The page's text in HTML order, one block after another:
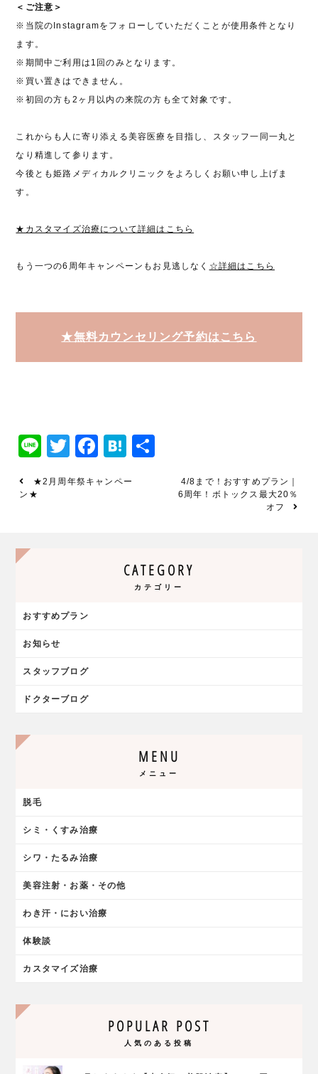
＜ご注意＞
※当院のInstagramをフォローしていただくことが使用条件となり
ます。
※期間中ご利用は1回のみとなります。
※買い置きはできません。
※初回の方も2ヶ月以内の来院の方も全て対象です。
これからも人に寄り添える美容医療を目指し、スタッフ一同一丸と
なり精進して参ります。
今後とも姫路メディカルクリニックをよろしくお願い申し上げま
す。
★カスタマイズ治療について詳細はこちら
もう一つの6周年キャンペーンもお見逃しなく ☆詳細はこちら
★無料カウンセリング予約はこちら
LineTwitter
Facebook
Hatena
★2月周年祭キャンペー
ン★
4/8まで！おすすめプラン｜
6周年！ボトックス最大20％
オフ
CATEGORY
カテゴリー
おすすめプラン
お知らせ
スタッフブログ
ドクターブログ
MENU
メニュー
脱毛
シミ・くすみ治療
シワ・たるみ治療
美容注射・お薬・その他
わき汗・におい治療
体験談
カスタマイズ治療
POPULAR POST
人気のある投稿